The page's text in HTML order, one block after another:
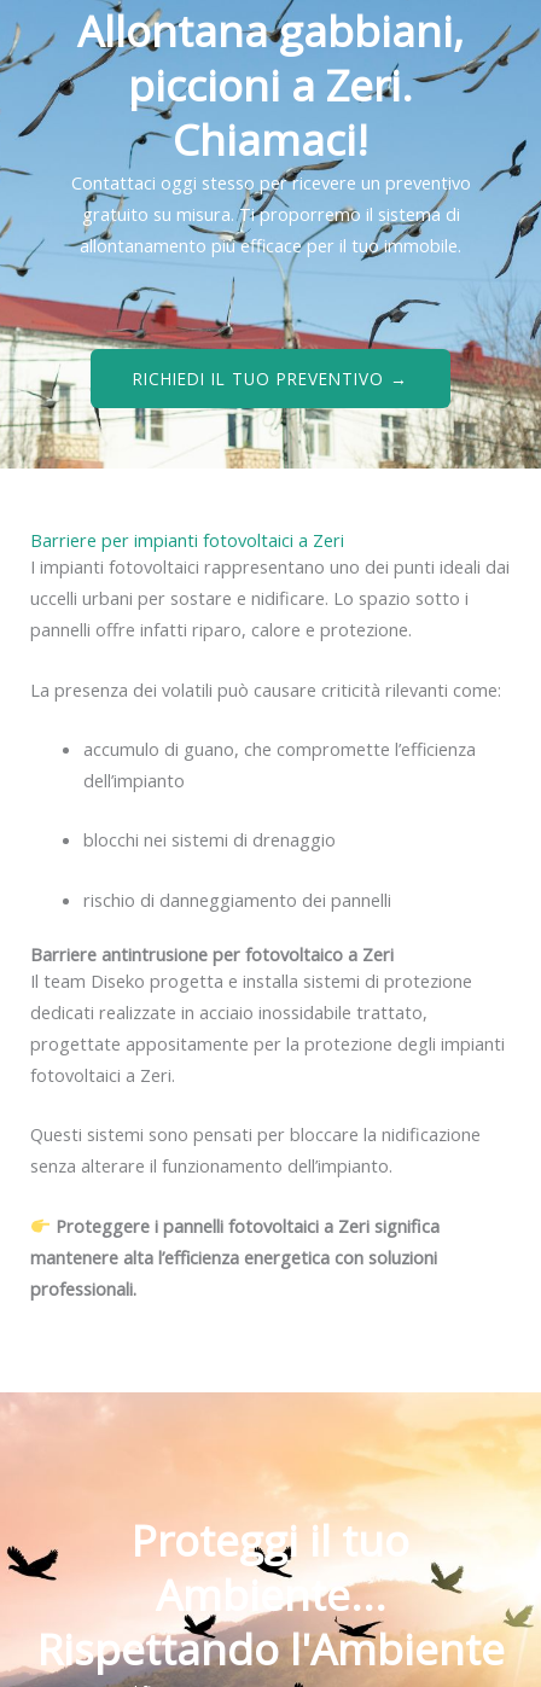
Allontana gabbiani,
piccioni a Zeri.
Chiamaci!
Contattaci oggi stesso per ricevere un preventivo
gratuito su misura. Ti proporremo il sistema di
allontanamento più efficace per il tuo immobile.
RICHIEDI IL TUO PREVENTIVO →
Barriere per impianti fotovoltaici a Zeri
I impianti fotovoltaici rappresentano uno dei punti ideali dai
uccelli urbani per sostare e nidificare. Lo spazio sotto i
pannelli offre infatti riparo, calore e protezione.
La presenza dei volatili può causare criticità rilevanti come:
accumulo di guano, che compromette l’efficienza
dell’impianto
blocchi nei sistemi di drenaggio
rischio di danneggiamento dei pannelli
Barriere antintrusione per fotovoltaico a Zeri
Il team Diseko progetta e installa sistemi di protezione
dedicati realizzate in acciaio inossidabile trattato,
progettate appositamente per la protezione degli impianti
fotovoltaici a Zeri.
Questi sistemi sono pensati per bloccare la nidificazione
senza alterare il funzionamento dell’impianto.
Proteggere i pannelli fotovoltaici a Zeri significa
mantenere alta l’efficienza energetica con soluzioni
professionali.
Proteggi il tuo
Ambiente...
Rispettando l'Ambiente